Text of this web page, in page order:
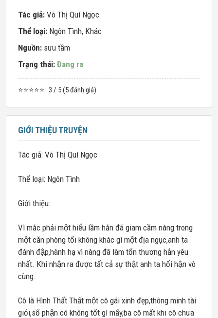
Tác giả: Võ Thị Quí Ngọc
Thể loại: Ngôn Tình, Khác
Nguồn: sưu tầm
Trạng thái: Đang ra
⭐⭐⭐⭐⭐ 3 / 5 (5 đánh giá)
GIỚI THIỆU TRUYỆN
Tác giả: Võ Thị Quí Ngọc
Thể loại: Ngôn Tình
Giới thiệu:
Vì mắc phải một hiểu lầm hắn đã giam cầm nàng trong
một căn phòng tối không khác gì một địa ngục,anh ta
đánh đập,hành hạ vì nàng đã làm tổn thương hắn yêu
nhất. Khi nhận ra được tất cả sự thật anh ta hối hận vô
cùng.
Cô là Hình Thất Thất một cô gái xinh đẹp,thông minh tài
giỏi,số phận cô không tốt gì mấy,ba cô mất khi cô chưa